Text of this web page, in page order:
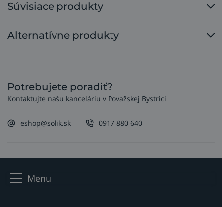
Súvisiace produkty
Alternatívne produkty
Potrebujete poradiť?
Kontaktujte našu kanceláriu v Považskej Bystrici
eshop@solik.sk 0917 880 640
Menu